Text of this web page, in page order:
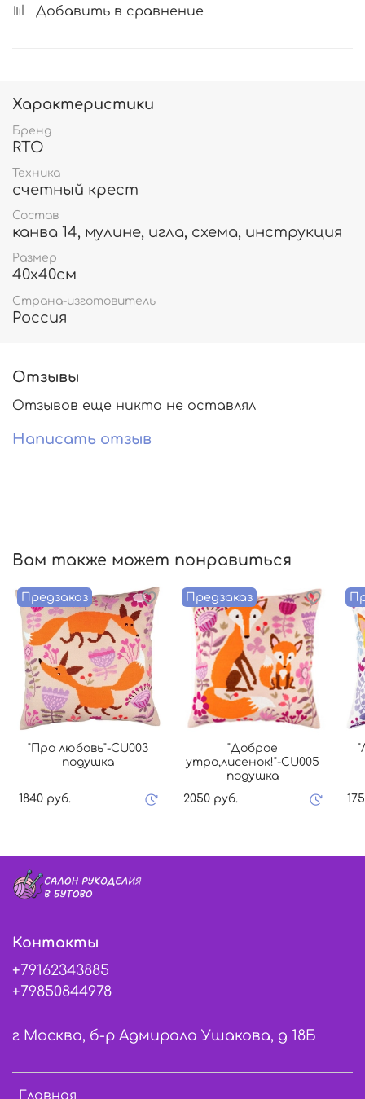
Добавить в сравнение
Характеристики
Бренд
RTO
Техника
счетный крест
Состав
канва 14, мулине, игла, схема, инструкция
Размер
40х40см
Страна-изготовитель
Россия
Отзывы
Отзывов еще никто не оставлял
Написать отзыв
Вам также может понравиться
Предзаказ
"Про любовь"-СU003
подушка
1840 руб.
Предзаказ
"Доброе
утро,лисенок!"-СU005
подушка
2050 руб.
Главная
Контакты
+79162343885
+79850844978
г Москва, б-р Адмирала Ушакова, д 18Б